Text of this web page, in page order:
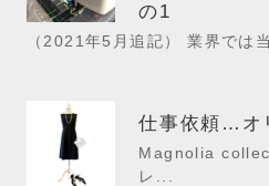
の1
（2021年5月追記） 業界では
仕事依頼…オ
Magnolia
レ...